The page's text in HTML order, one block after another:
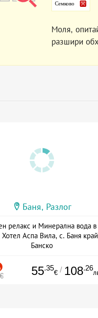
Семково
Моля,
разшири
Баня, Разлог
релакс и Минерална вода в
Аспа Вила, с. Баня край
Банско
55.35
€ / 108.26